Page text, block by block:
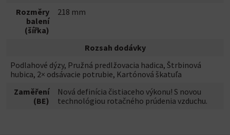
Rozměry
balení
(šířka)
218 mm
Rozsah dodávky
Podlahové dýzy, Pružná predlžovacia hadica, Štrbinová
hubica, 2× odsávacie potrubie, Kartónová škatuľa
Zaměření
(BE)
Nová definícia čistiaceho výkonu! S novou
technológiou rotačného prúdenia vzduchu.